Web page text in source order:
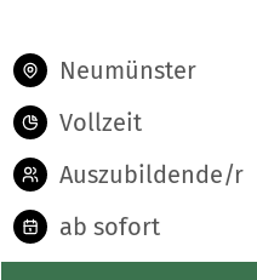
Neumünster
Vollzeit
Auszubildende/r
ab sofort